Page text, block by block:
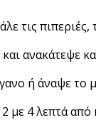
τις
ανακάτεψε
ή άναψε το
2 με 4 λεπτά